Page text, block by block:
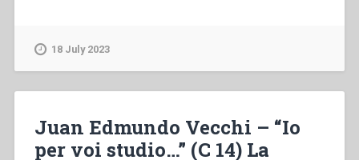
Crociata
Catechistica
18 July 2023
Juan Edmundo Vecchi – “Io
per voi studio…” (C 14) La